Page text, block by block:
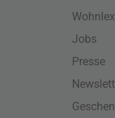
Jobs
Presse